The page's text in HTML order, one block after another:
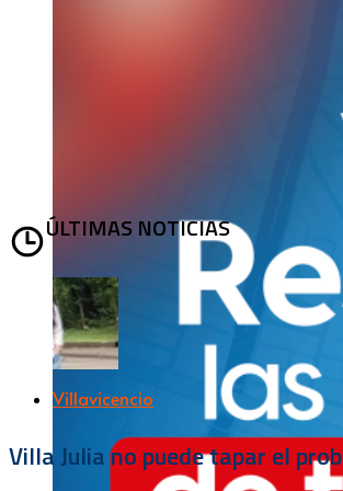
ÚLTIMAS NOTICIAS
Villavicencio
Villa Julia no puede tapar el